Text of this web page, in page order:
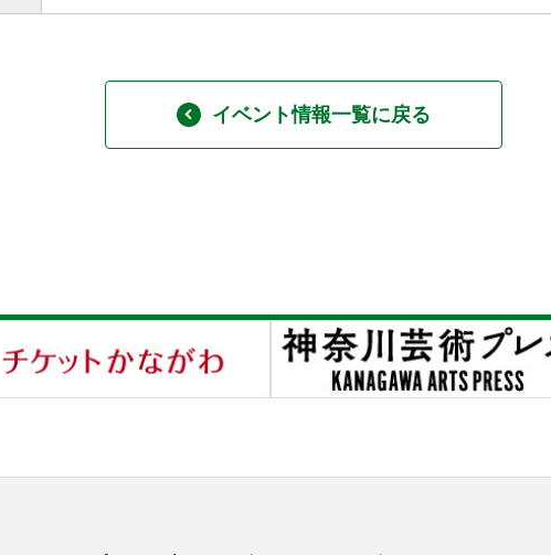
イベント情報一覧に戻る